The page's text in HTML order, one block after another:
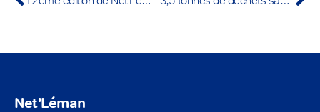
Net'Léman